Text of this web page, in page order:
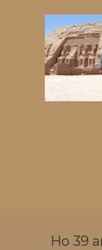
Ho 39